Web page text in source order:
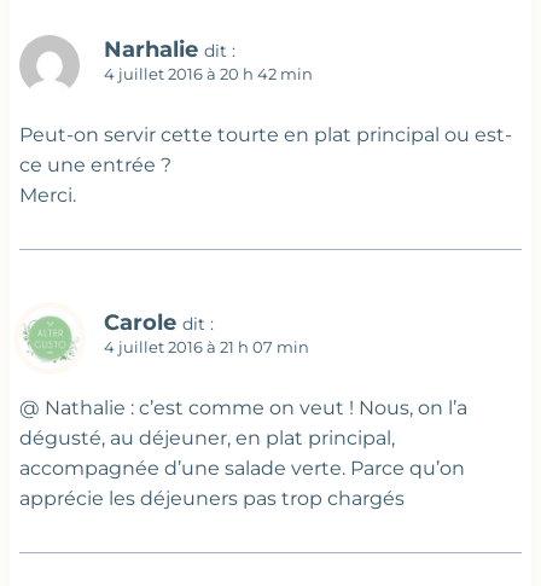
Narhalie dit :
4 juillet 2016 à 20 h 42 min
Peut-on servir cette tourte en plat principal ou est-
ce une entrée ?
Merci.
Carole dit :
4 juillet 2016 à 21 h 07 min
@ Nathalie : c’est comme on veut ! Nous, on l’a
dégusté, au déjeuner, en plat principal,
accompagnée d’une salade verte. Parce qu’on
apprécie les déjeuners pas trop chargés